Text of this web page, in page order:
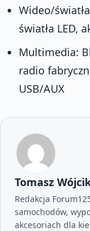
Wideo/
światła LED,
Multimedia:
radio
USB/AUX
Tomasz
Redakcja
samochodów,
akcesoriach dla